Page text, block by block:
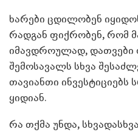
ხარები ცდილობენ
რადგან ფიქრობენ, რომ
იმავდროულად, დათვები
შემოსავალს სხვა
თავიანთი
ყიდიან.
რა თქმა უნდა,